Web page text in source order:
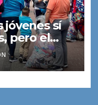
jóvenes sí
pero el
lo